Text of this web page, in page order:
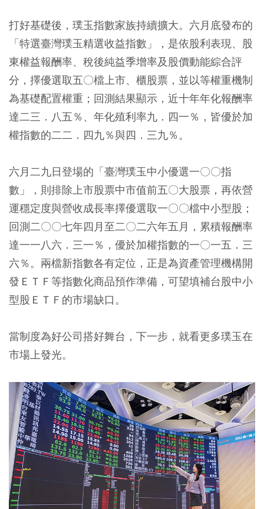
打好基礎後，璞玉指數家族持續擴大。六月底發布的
「特選臺灣璞玉精選收益指數」，是依股利表現、股
東權益報酬率、稅後純益季增率及股價動能綜合評
分，擇優選取五〇檔上市、櫃股票，並以等權重機制
為基礎配置權重；回測結果顯示，近十年年化報酬率
達二三．八五％、年化殖利率九．四一％，皆優於加
權指數的二二．四九％與四．三九％。
六月二九日登場的「臺灣璞玉中小優選一〇〇指
數」，則排除上市股票中市值前五〇大股票，再依營
運穩定度與營收成長率擇優選取一〇〇檔中小型股；
回測二〇〇七年四月至二〇二六年五月，累積報酬率
達一一八六．三一％，優於加權指數的一〇一五．三
六％。兩檔新指數各有定位，正是為資產管理機構開
發ＥＴＦ等指數化商品預作準備，可望填補台股中小
型股ＥＴＦ的市場缺口。
當制度為好公司搭好舞台，下一步，就看更多璞玉在
市場上發光。